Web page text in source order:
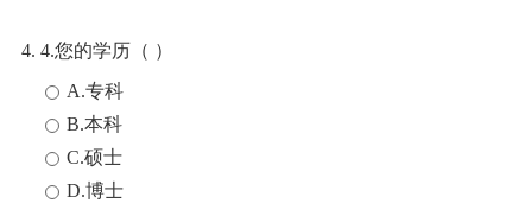
4. 4.您的学历（ ）
A.专科
B.本科
C.硕士
D.博士